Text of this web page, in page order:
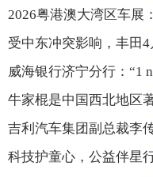
2026粤港澳大湾区车展
受中东冲突影响，丰田
威海银行济宁分行：“1
牛家棍是中国西北地区
吉利汽车集团副总裁李
科技护童心，公益伴星